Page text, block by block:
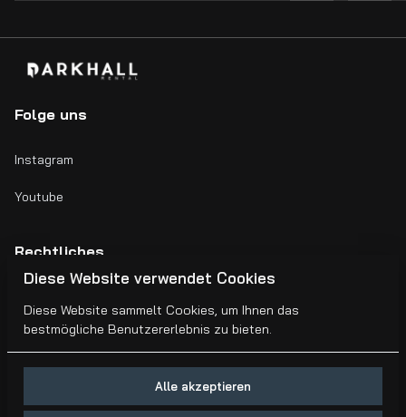
Folge uns
Instagram
Youtube
Rechtliches
AGB's
Diese Website verwendet Cookies
Diese Website sammelt Cookies, um Ihnen das
bestmögliche Benutzererlebnis zu bieten.
Alle akzeptieren